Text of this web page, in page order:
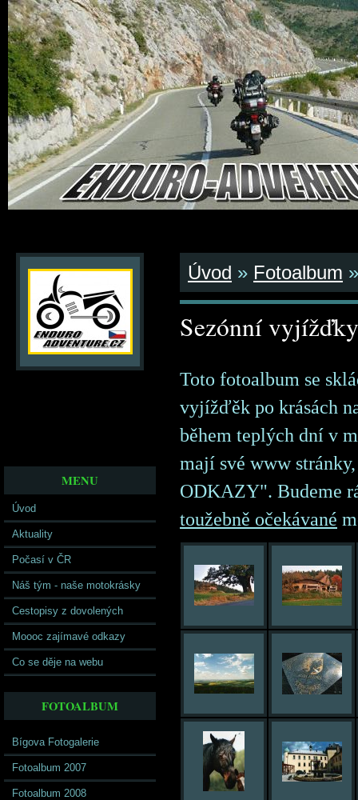
MENU
Úvod
Aktuality
Počasí v ČR
Náš tým - naše motokrásky
Cestopisy z dovolených
Moooc zajímavé odkazy
Co se děje na webu
FOTOALBUM
Bígova Fotogalerie
Fotoalbum 2007
Fotoalbum 2008
Úvod » Fotoalbum
Sezónní
Toto fotoalbum se
vyjížďěk po krásách
během teplých dní v
mají své www
ODKAZY". Budeme
toužebně očekávané